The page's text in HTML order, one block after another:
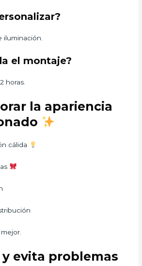
iluminación.
el montaje?
horas.
la apariencia
cálida
evita problemas